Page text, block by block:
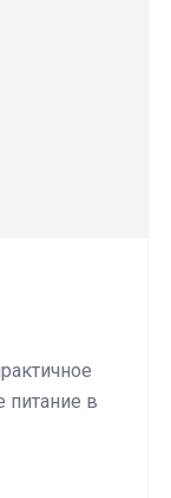
питание в